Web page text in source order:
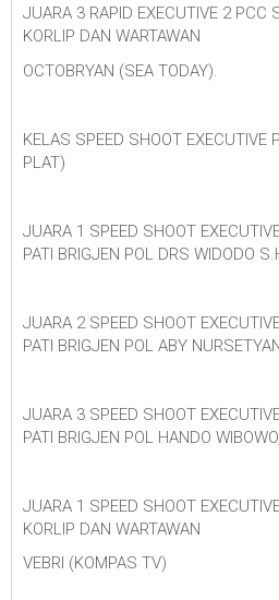
JUARA 3 RAPID EXECUTIVE 2 PCC
KORLIP DAN WARTAWAN
OCTOBRYAN (SEA TODAY).
KELAS SPEED SHOOT
PLAT)
JUARA 1 SPEED SHOOT
PATI BRIGJEN POL DRS WIDODO
JUARA 2 SPEED SHOOT
PATI BRIGJEN POL ABY
JUARA 3 SPEED SHOOT
PATI BRIGJEN POL HANDO
JUARA 1 SPEED SHOOT
KORLIP DAN WARTAWAN
VEBRI (KOMPAS TV)